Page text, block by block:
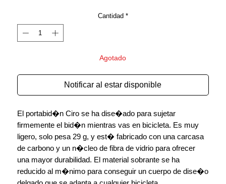
Cantidad *
Agotado
Notificar al estar disponible
El portabid�n Ciro se ha dise�ado para sujetar
firmemente el bid�n mientras vas en bicicleta. Es muy
ligero, solo pesa 29 g, y est� fabricado con una carcasa
de carbono y un n�cleo de fibra de vidrio para ofrecer
una mayor durabilidad. El material sobrante se ha
reducido al m�nimo para conseguir un cuerpo de dise�o